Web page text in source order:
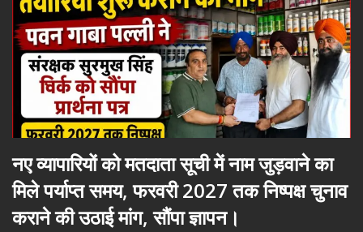
नए व्यापारियों को मतदाता सूची में नाम जुड़वाने का
मिले पर्याप्त समय, फरवरी 2027 तक निष्पक्ष चुनाव
कराने की उठाई मांग, सौंपा ज्ञापन।